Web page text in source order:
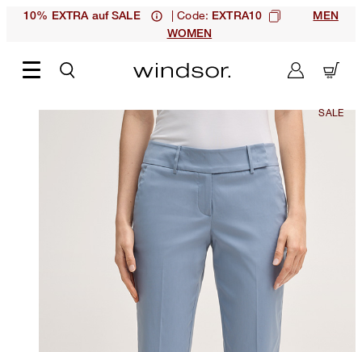
10% EXTRA auf SALE | Code: EXTRA10
MEN
WOMEN